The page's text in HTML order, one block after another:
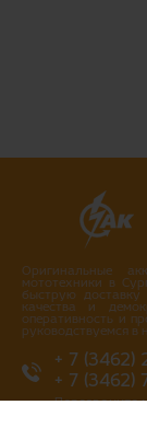
Оригинальные
мототехники в
быструю
качества и
оперативность и
руководствуемся в
+ 7
+ 7 (3462)
Перезвоните